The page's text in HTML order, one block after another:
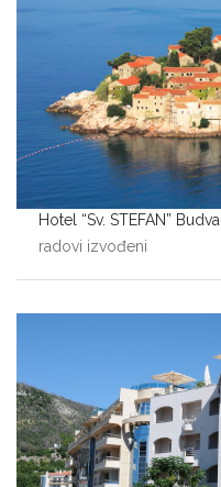
Hotel “Sv. STEFAN” Budva
radovi izvođeni